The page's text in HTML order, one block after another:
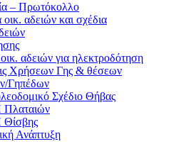
– Πρωτόκολλο
οικ. αδειών και σχέδια
αδειών για ηλεκτροδότηση
Χρήσεων Γης & θέσεων
Γηπέδων
Σχέδιο Θήβας
Ανάπτυξη